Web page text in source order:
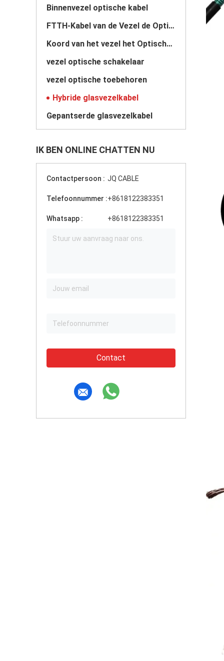
Binnenvezel optische kabel
FTTH-Kabel van de Vezel de Optische Daling
Koord van het vezel het Optische Flard
vezel optische schakelaar
vezel optische toebehoren
Hybride glasvezelkabel
Gepantserde glasvezelkabel
IK BEN ONLINE CHATTEN NU
Contactpersoon : JQ CABLE
Telefoonnummer :+8618122383351
Whatsapp : +8618122383351
Contact